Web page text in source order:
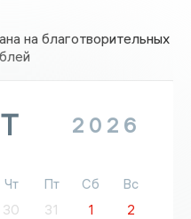
на благотворительных
2026
Чт Пт Сб
Вс
30 31 1
2